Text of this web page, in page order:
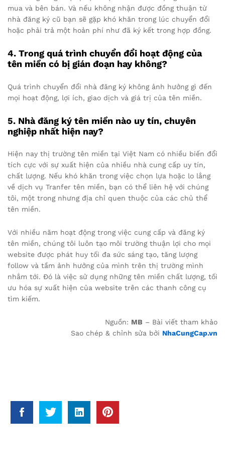
mua và bên bán. Và nếu không nhận được đồng thuận từ
nhà đăng ký cũ bạn sẽ gặp khó khăn trong lúc chuyển đổi
hoặc phải trả một hoản phí như đã ký kết trong hợp đồng.
4. Trong quá trình chuyển đổi hoạt động của
tên miền có bị gián đoạn hay không?
Quá trình chuyển đổi nhà đăng ký không ảnh hưởng gì đến
mọi hoạt động, lợi ích, giao dịch và giá trị của tên miền.
5. Nhà đăng ký tên miền nào uy tín, chuyên
nghiệp nhất hiện nay?
Hiện nay thị trường tên miền tại Việt Nam có nhiều biến đổi
tích cực với sự xuất hiện của nhiều nhà cung cấp uy tín,
chất lượng. Nếu khó khăn trong việc chọn lựa hoặc lo lắng
về dịch vụ Tranfer tên miền, bạn có thể liên hệ với chúng
tôi, một trong nhưng địa chỉ quen thuộc của các chủ thể
tên miền.
Với nhiều năm hoạt động trong việc cung cấp và đăng ký
tên miền, chúng tôi luôn tạo môi trường thuận lợi cho mọi
website được phát huy tối đa sức sáng tạo, tăng lượng
follow và tầm ảnh hưởng của mình trên thị trường mình
nhắm tới. Đó là việc sử dụng những tên miền chất lượng, tối
ưu hóa sự xuất hiện của website trên các thanh công cụ
tìm kiếm.
Nguồn: MB – Bài viết tham khảo
Sao chép & chỉnh sửa bởi NhaCungCap.vn